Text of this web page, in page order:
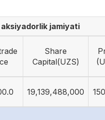
jamiyati
Share
Capital(UZS)
19,139,488,000